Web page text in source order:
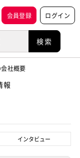
会員登録 ログイン
社概要
報
インタビュー